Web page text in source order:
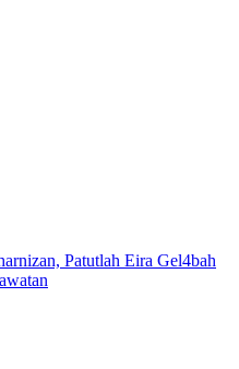
Patutlah Eira Gel4bah